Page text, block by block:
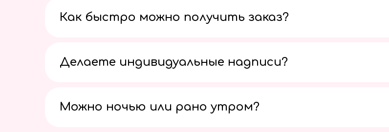
Как быстро можно получить заказ?
Делаете индивидуальные надписи?
Можно ночью или рано утром?